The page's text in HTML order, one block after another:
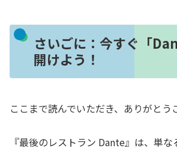
さいごに：今すぐ「
開けよう！
ここまで読んでいただき、ありがとう
『最後のレストラン Dante』は、単な